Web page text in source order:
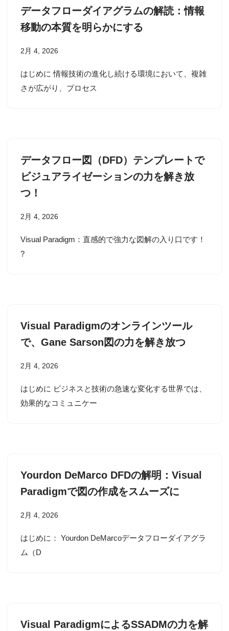
データフローダイアグラムの解読：情報
移動の本質を明らかにする
2月 4, 2026
はじめに 情報技術の進化し続ける環境において、複雑
さが広がり、プロセス
データフロー図（DFD）テンプレートで
ビジュアライゼーションの力を解き放
つ！
2月 4, 2026
Visual Paradigm：直感的で強力な図解の入り口です！
?
Visual Paradigmのオンラインツール
で、Gane Sarson図の力を解き放つ
2月 4, 2026
はじめに ビジネスと技術の急速な変化する世界では、
効果的なコミュニケー
Yourdon DeMarco DFDの解明：Visual
Paradigmで図の作成をスムーズに
2月 4, 2026
はじめに： Yourdon DeMarcoデータフローダイアグラ
ム（D
Visual ParadigmによるSSADMの力を解